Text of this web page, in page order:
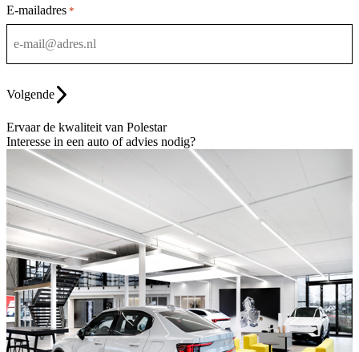
E-mailadres *
Volgende
Ervaar de kwaliteit van Polestar
Interesse in een auto of advies nodig?